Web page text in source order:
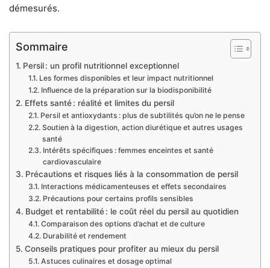
démesurés.
Sommaire
Persil : un profil nutritionnel exceptionnel
Les formes disponibles et leur impact nutritionnel
Influence de la préparation sur la biodisponibilité
Effets santé : réalité et limites du persil
Persil et antioxydants : plus de subtilités qu’on ne le pense
Soutien à la digestion, action diurétique et autres usages
santé
Intérêts spécifiques : femmes enceintes et santé
cardiovasculaire
Précautions et risques liés à la consommation de persil
Interactions médicamenteuses et effets secondaires
Précautions pour certains profils sensibles
Budget et rentabilité : le coût réel du persil au quotidien
Comparaison des options d’achat et de culture
Durabilité et rendement
Conseils pratiques pour profiter au mieux du persil
Astuces culinaires et dosage optimal